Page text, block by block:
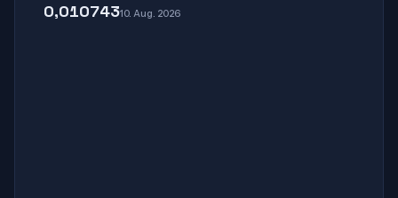
0,01074310. Aug. 2026